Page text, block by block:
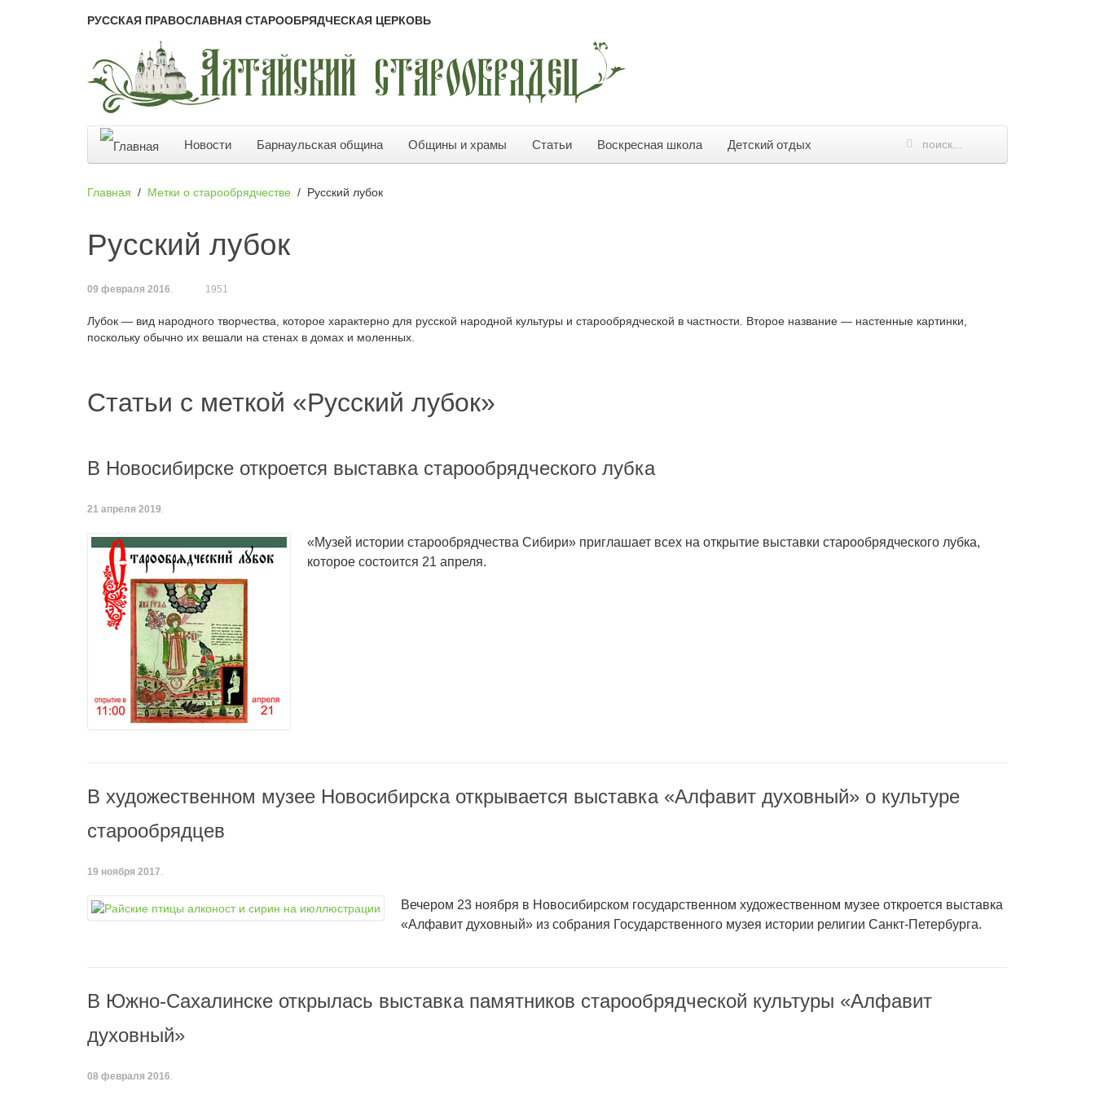
РУССКАЯ ПРАВОСЛАВНАЯ СТАРООБРЯДЧЕСКАЯ ЦЕРКОВЬ
Новости Барнаульская община Общины и храмы Статьи Воскресная школа Детский отдых
Главная Метки о старообрядчестве Русский лубок
Русский лубок
09 февраля 2016. 1951
Лубок — вид народного творчества, которое характерно для русской народной культуры и старообрядческой в частности. Второе название — настенные картинки,
поскольку обычно их вешали на стенах в домах и моленных.
Статьи с меткой «Русский лубок»
В Новосибирске откроется выставка старообрядческого лубка
21 апреля 2019.
«Музей истории старообрядчества Сибири» приглашает всех на открытие выставки старообрядческого лубка,
которое состоится 21 апреля.
В художественном музее Новосибирска открывается выставка «Алфавит духовный» о культуре
старообрядцев
19 ноября 2017.
Вечером 23 ноября в Новосибирском государственном художественном музее откроется выставка
«Алфавит духовный» из собрания Государственного музея истории религии Санкт-Петербурга.
В Южно-Сахалинске открылась выставка памятников старообрядческой культуры «Алфавит
духовный»
08 февраля 2016.